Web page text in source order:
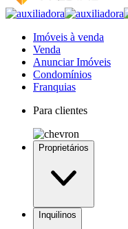
Imóveis à venda
Venda
Anunciar Imóveis
Condomínios
Franquias
Para clientes
Proprietários
Inquilinos